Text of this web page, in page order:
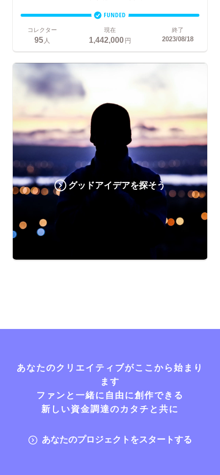
FUNDED
コレクター
95 人
現在
1,442,000円
終了
2023/08/18
グッドアイデアを探そう
あなたのクリエイティブがここから始まり
ます
ファンと一緒に自由に創作できる
新しい資金調達のカタチと共に
あなたのプロジェクトをスタートする